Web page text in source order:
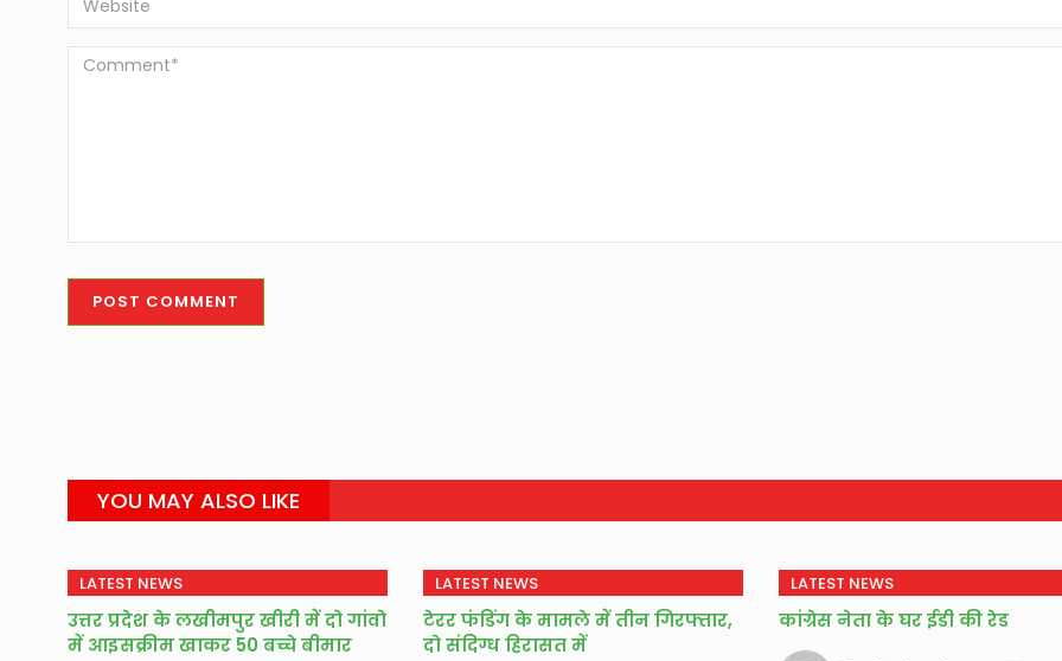
YOU MAY ALSO LIKE
LATEST NEWS
उत्तर प्रदेश के लखीमपुर खीरी में दो गांवो
में आइसक्रीम खाकर 50 बच्चे बीमार
LATEST NEWS
टेरर फंडिंग के मामले में तीन गिरफ्तार,
दो संदिग्ध हिरासत में
LATEST NEWS
कांग्रेस नेता के घर ईडी की रेड